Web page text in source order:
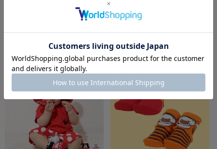
【OUTLET】20%OFF SALE ディズニー デ
ディズニー おしりキャラクターべビータイツ
￥1,980